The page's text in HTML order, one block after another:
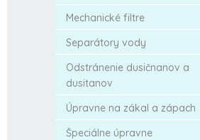
Mechanické filtre
Separátory vody
Odstránenie dusičnanov a
dusitanov
Úpravne na zákal a zápach
Špeciálne úpravne